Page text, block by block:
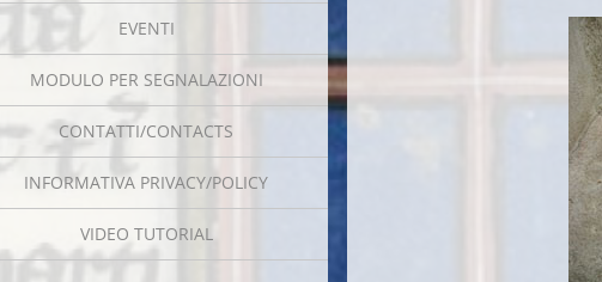
EVENTI
MODULO PER SEGNALAZIONI
CONTATTI/CONTACTS
INFORMATIVA PRIVACY/POLICY
VIDEO TUTORIAL